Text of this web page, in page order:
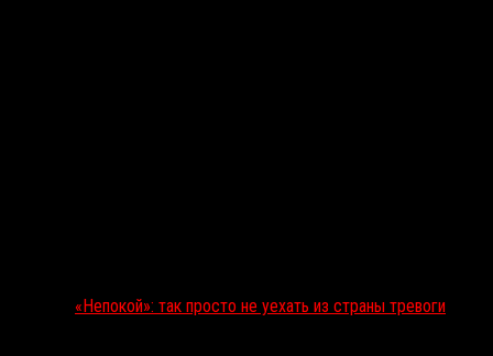
«Непокой»: так просто не уехать из страны тревоги